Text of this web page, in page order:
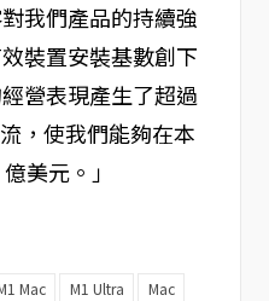
我們產品的持續強
裝置安裝基數創下
營表現產生了超過
，使我們能夠在本
美元。」
Mac M1 Ultra
Mac